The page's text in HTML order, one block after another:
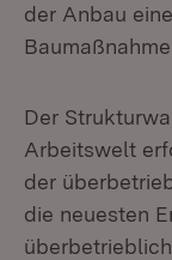
der Anbau
Der
Arbeitswelt
der
die neuesten